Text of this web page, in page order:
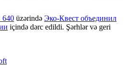
640 üzərində Эко-Квест объединил
içində dərc edildi. Şərhlər və geri